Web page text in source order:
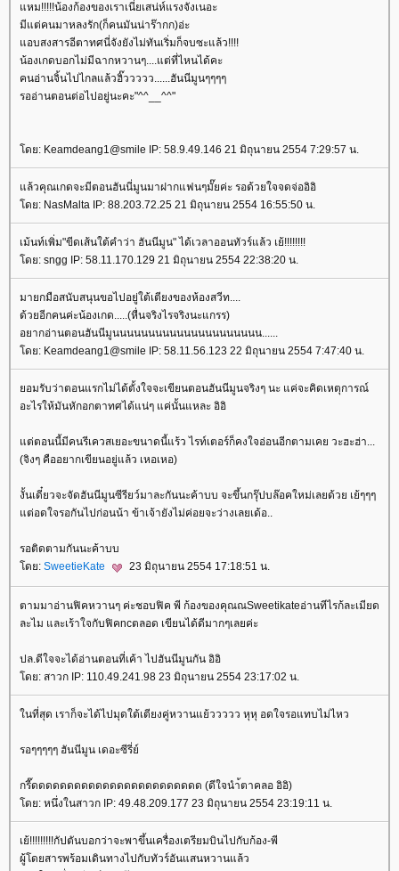
หม!!!!!น้องก้องของเราเนี่ยเสน่ห์แรงจังเนอะ
มีแต่คนมาหลงรัก(ก็คนมันน่าร๊ากก)อ่ะ
อบสงสารอีตาทศนี่จังยังไม่ทันเริ่มก็จบซะแล้ว!!!!
น้องเกดบอกไม่มีฉากหวานๆ....แต่ที่ไหนได้คะ
คนอ่านจิ้นไปไกลแล้วฮิ๊ววววว......ฮันนีมูนๆๆๆๆ
รออ่านตอนต่อไปอยู่นะคะ"^^__^^"
ดย: Keamdeang1@smile IP: 58.9.49.146 21 มิถุนายน 2554 7:29:57 น.
ล้วคุณเกดจะมีตอนฮันนี่มูนมาฝากแฟนๆมั๊ยค่ะ รอด้วยใจจดจ่ออิอิ
ดย: NasMalta IP: 88.203.72.25 21 มิถุนายน 2554 16:55:50 น.
เม้นท์เพิ่ม"ขีดเส้นใต้คำว่า ฮันนีมูน" ได้เวลาออนทัวร์แล้ว เย้!!!!!!!!
ดย: sngg IP: 58.11.170.129 21 มิถุนายน 2554 22:38:20 น.
มายกมือสนับสนุนขอไปอยู่ใต้เตียงของห้องสวีท....
ด้วยอีกคนค่ะน้องเกด.....(หื่นจริงไรจริงนะแกรร)
อยากอ่านตอนฮันนีมูนนนนนนนนนนนนนนนนนนนนน......
ดย: Keamdeang1@smile IP: 58.11.56.123 22 มิถุนายน 2554 7:47:40 น.
อมรับว่าตอนแรกไม่ได้ตั้งใจจะเขียนตอนฮันนีมูนจริงๆ นะ แค่จะคิดเหตุการณ์
อะไรให้มันหักอกตาทศได้แน่ๆ แค่นั้นแหละ อิอิ
ต่ตอนนี้มีคนรีเควสเยอะขนาดนี้แร้ว ไรท์เตอร์ก็คงใจอ่อนอีกตามเคย วะฮะฮ่า...
(จิงๆ คืออยากเขียนอยู่แล้ว เหอเหอ)
งั้นเดี๋ยวจะจัดฮันนีมูนซีรียว์มาละกันนะค้าบบ จะขึ้นกรุ๊ปบล๊อคใหม่เลยด้วย เย้ๆๆๆ
ต่อดใจรอกันไปก่อนน้า ข้าเจ้ายังไม่ค่อยจะว่างเลยเด้อ..
รอติดตามกันนะค้าบบ
ดย: SweetieKate 23 มิถุนายน 2554 17:18:51 น.
ตามมาอ่านฟิคหวานๆ ค่ะชอบฟิค พี ก้องของคุณณSweetikateอ่านทีไรก้ละเมียด
ละไม และเร้าใจกับฟิคncตลอด เขียนได้ดีมากๆเลยค่ะ
ปล.ดีใจจะได้อ่านตอนที่เค้า ไปฮันนีมูนกัน อิอิ
ดย: สาวก IP: 110.49.241.98 23 มิถุนายน 2554 23:17:02 น.
นที่สุด เราก็จะได้ไปมุดใต้เตียงคู่หวานแย้ววววว หุหุ อดใจรอแทบไม่ไหว
รอๆๆๆๆๆ ฮันนีมูน เดอะซีรี่ย์
กรี๊ดดดดดดดดดดดดดดดดดดดดดดดด (ดีใจนำ้ตาคลอ อิอิ)
ดย: หนึ่งในสาวก IP: 49.48.209.177 23 มิถุนายน 2554 23:19:11 น.
เย้!!!!!!!!!กัปตันบอกว่าจะพาขึ้นเครื่องเตรียมบินไปกับก้อง-พี
ผู้โดยสารพร้อมเดินทางไปกับทัวร์อันแสนหวานแล้ว